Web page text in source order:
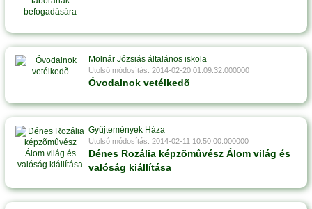
Molnár Józsiás általános iskola
Utolsó módosítás: 2014-02-20 01:09:32.000000
Óvodalnok vetélkedõ
Gyûjtemények Háza
Utolsó módosítás: 2014-02-11 10:50:00.000000
Dénes Rozália képzõmûvész Álom világ és
valóság kiállítása